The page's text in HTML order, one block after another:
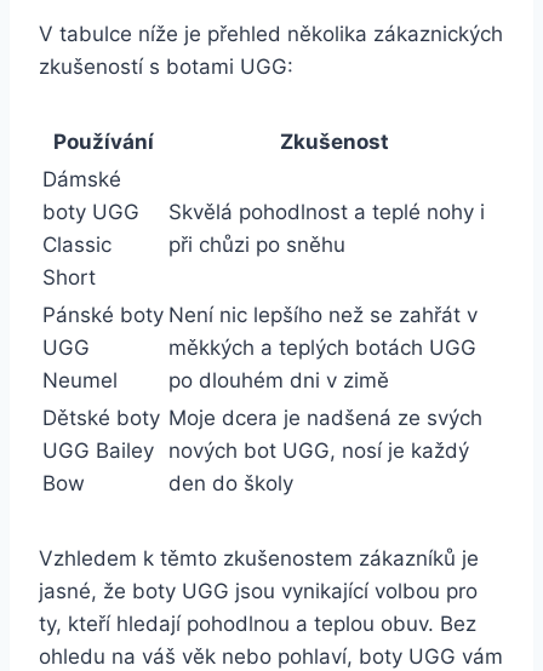
V tabulce ⁢níže je ‌přehled několika zákaznických
zkušeností s⁣ botami UGG:
Používání
Zkušenost
Dámské
boty UGG
Classic
Short
Skvělá pohodlnost​ a teplé nohy i
při chůzi⁣ po sněhu
Pánské boty
UGG
Neumel
Není nic lepšího ‍než se zahřát ‌v
‌měkkých a teplých botách⁤ UGG
po dlouhém dni‍ v zimě
Dětské boty
UGG Bailey
⁣Bow
Moje dcera je nadšená ze svých
⁢nových⁢ bot⁣ UGG, nosí je každý
den do školy
Vzhledem ⁢k těmto ⁣zkušenostem zákazníků‌ je
jasné, že ⁣boty UGG jsou ⁢vynikající volbou⁣ pro​
ty, ⁣kteří hledají ⁣pohodlnou ​a‍ teplou obuv. Bez
ohledu na váš věk nebo ‍pohlaví, boty UGG ⁤vám